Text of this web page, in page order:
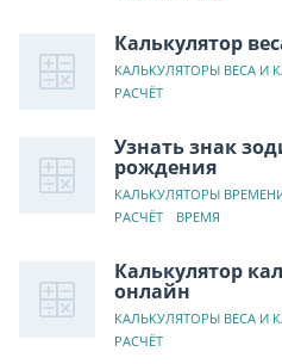
Калькулятор
КАЛЬКУЛЯТОРЫ ВЕСА И
РАСЧЁТ
Узнать знак
рождения
КАЛЬКУЛЯТОРЫ
РАСЧЁТ
ВРЕМЯ
Калькулятор
онлайн
КАЛЬКУЛЯТОРЫ ВЕСА И
РАСЧЁТ